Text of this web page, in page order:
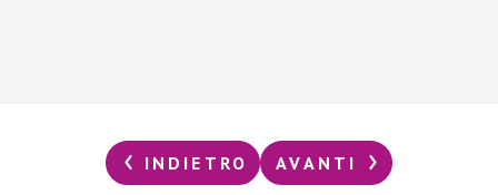
INDIETRO AVANTI